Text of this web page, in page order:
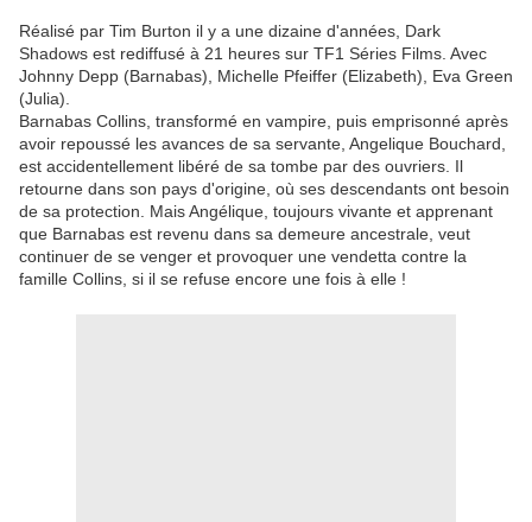
Réalisé par Tim Burton il y a une dizaine d'années, Dark
Shadows est rediffusé à 21 heures sur TF1 Séries Films. Avec
Johnny Depp (Barnabas), Michelle Pfeiffer (Elizabeth), Eva Green
(Julia).
Barnabas Collins, transformé en vampire, puis emprisonné après
avoir repoussé les avances de sa servante, Angelique Bouchard,
est accidentellement libéré de sa tombe par des ouvriers. Il
retourne dans son pays d'origine, où ses descendants ont besoin
de sa protection. Mais Angélique, toujours vivante et apprenant
que Barnabas est revenu dans sa demeure ancestrale, veut
continuer de se venger et provoquer une vendetta contre la
famille Collins, si il se refuse encore une fois à elle !